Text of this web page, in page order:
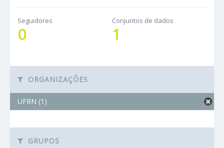
Seguidores
0
Conjuntos de dados
1
ORGANIZAÇÕES
UFRN (1)
GRUPOS